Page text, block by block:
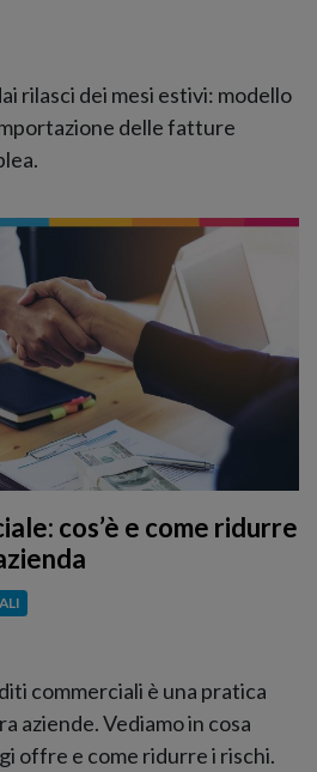
rilasci dei mesi estivi: modello
delle fatture
cos’è e come ridurre
commerciali è una pratica
aziende. Vediamo in cosa
offre e come ridurre i rischi.